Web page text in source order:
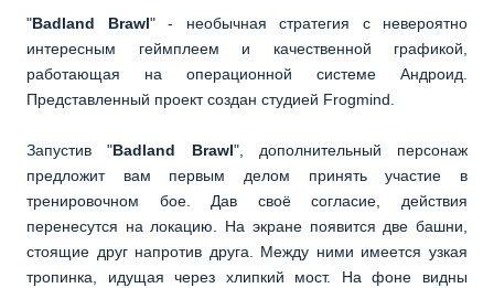
"Badland Brawl" - необычная стратегия с невероятно
интересным геймплеем и качественной графикой,
работающая на операционной системе Андроид.
Представленный проект создан студией Frogmind.
Запустив "Badland Brawl", дополнительный персонаж
предложит вам первым делом принять участие в
тренировочном бое. Дав своё согласие, действия
перенесутся на локацию. На экране появится две башни,
стоящие друг напротив друга. Между ними имеется узкая
тропинка, идущая через хлипкий мост. На фоне видны